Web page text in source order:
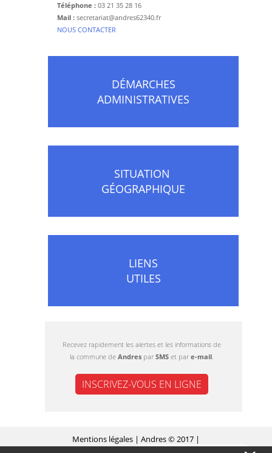
Téléphone : 03 21 35 28 16
Mail : secretariat@andres62340.fr
​NOUS CONTACTER
DÉMARCHES
ADMINISTRATIVES
SITUATION
GÉOGRAPHIQUE
LIENS
UTILES
Recevez rapidement les alertes et les informations de
la commune de Andres par SMS et par e-mail.
INSCRIVEZ-VOUS EN LIGNE
Mentions légales | Andres © 2017 |